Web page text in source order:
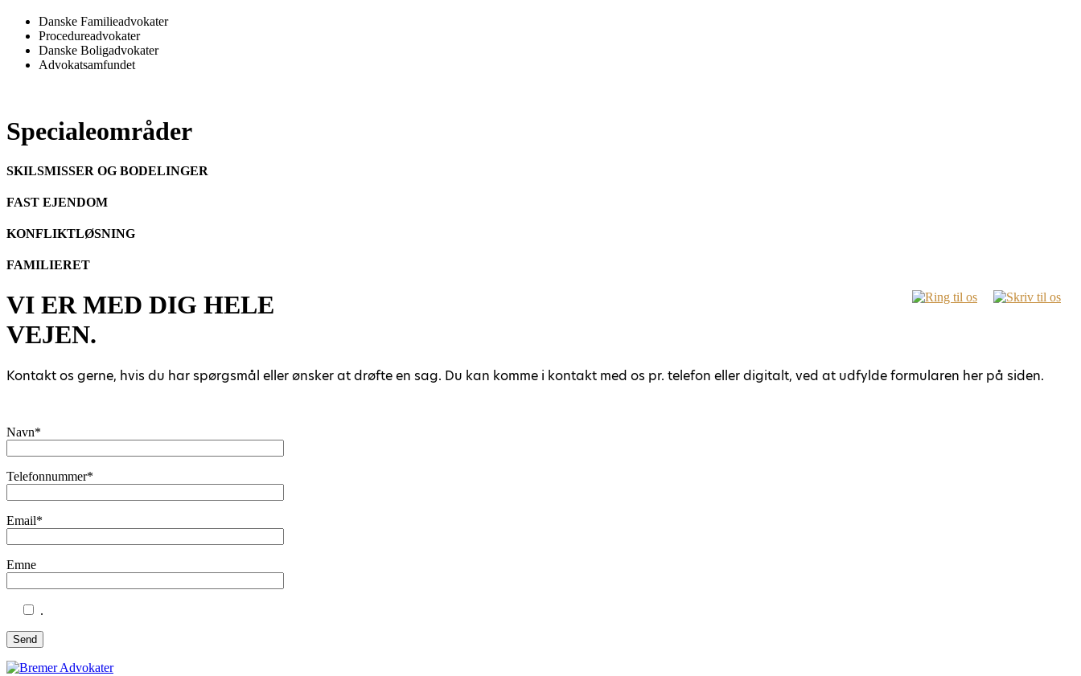
Danske Familieadvokater
Procedureadvokater
Danske Boligadvokater
Advokatsamfundet
Specialeområder
SKILSMISSER OG BODELINGER
FAST EJENDOM
KONFLIKTLØSNING
FAMILIERET
VI ER MED DIG HELE
VEJEN.
Kontakt os gerne, hvis du har spørgsmål eller ønsker at drøfte en sag. Du kan komme i kontakt med os pr. telefon eller digitalt, ved at udfylde formularen her på siden.
Navn*
Telefonnummer*
Email*
Emne
.
Send